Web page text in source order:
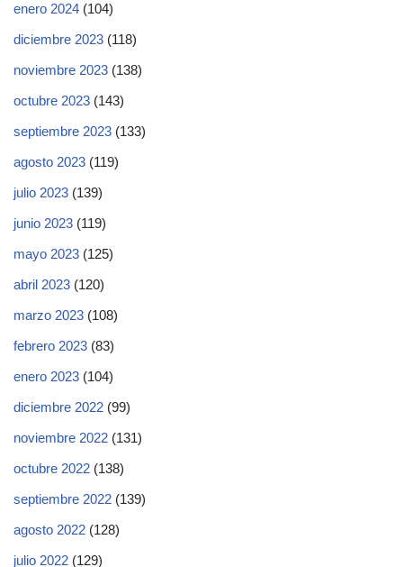
enero 2024 (104)
diciembre 2023 (118)
noviembre 2023 (138)
octubre 2023 (143)
septiembre 2023 (133)
agosto 2023 (119)
julio 2023 (139)
junio 2023 (119)
mayo 2023 (125)
abril 2023 (120)
marzo 2023 (108)
febrero 2023 (83)
enero 2023 (104)
diciembre 2022 (99)
noviembre 2022 (131)
octubre 2022 (138)
septiembre 2022 (139)
agosto 2022 (128)
julio 2022 (129)